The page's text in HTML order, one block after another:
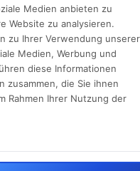
Medien anbieten zu
Website zu analysieren.
zu Ihrer Verwendung unserer
Medien, Werbung und
diese Informationen
zusammen, die Sie ihnen
Rahmen Ihrer Nutzung der